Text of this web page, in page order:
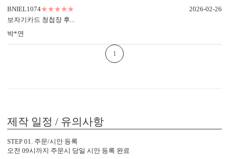
특별한 당신과의 만남을 준비하는
BNIEL1074의 제작 공법을 확인하세요.
BNIEL1074★★★★★
보자기카드 청첩장 후...
박*연
2026-02-26
1
제작 일정 / 유의사항
STEP 01. 주문/시안 등록
오전 09시까지 주문시 당일 시안 등록 완료